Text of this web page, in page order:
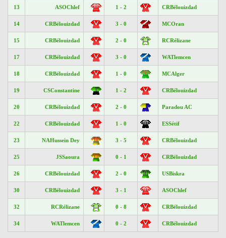
13 ASOChlef 1 - 2 CRBélouizdad
14 CRBélouizdad 3 - 0 MCOran
15 CRBélouizdad 2 - 0 RCRélizane
17 CRBélouizdad 3 - 0 WATlemcen
18 CRBélouizdad 1 - 0 MCAlger
19 CSConstantine 1 - 2 CRBélouizdad
20 CRBélouizdad 2 - 0 Paradou AC
22 CRBélouizdad 1 - 0 ESSétif
23 NAHussein Dey 3 - 5 CRBélouizdad
25 JSSaoura 0 - 1 CRBélouizdad
26 CRBélouizdad 2 - 0 USBiskra
30 CRBélouizdad 3 - 1 ASOChlef
32 RCRélizane 0 - 8 CRBélouizdad
34 WATlemcen 0 - 2 CRBélouizdad